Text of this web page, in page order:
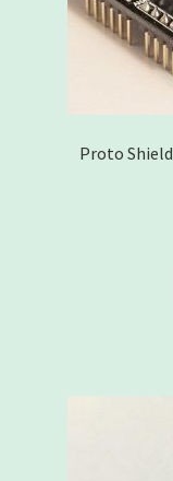
Proto